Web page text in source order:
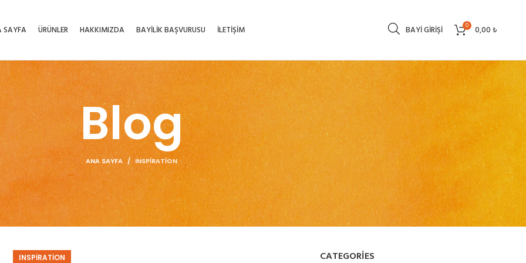
SAYFA ÜRÜNLER HAKKIMIZDA BAYİLİK BAŞVURUSU İLETİŞİM BAYI GIRIŞI 0 0,00₺
Blog
ANA SAYFA INSPIRATION
INSPIRATION CATEGORIES